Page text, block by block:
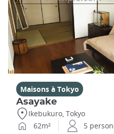
Maisons à Tokyo
Asayake
Ikebukuro, Tokyo
62m²
5